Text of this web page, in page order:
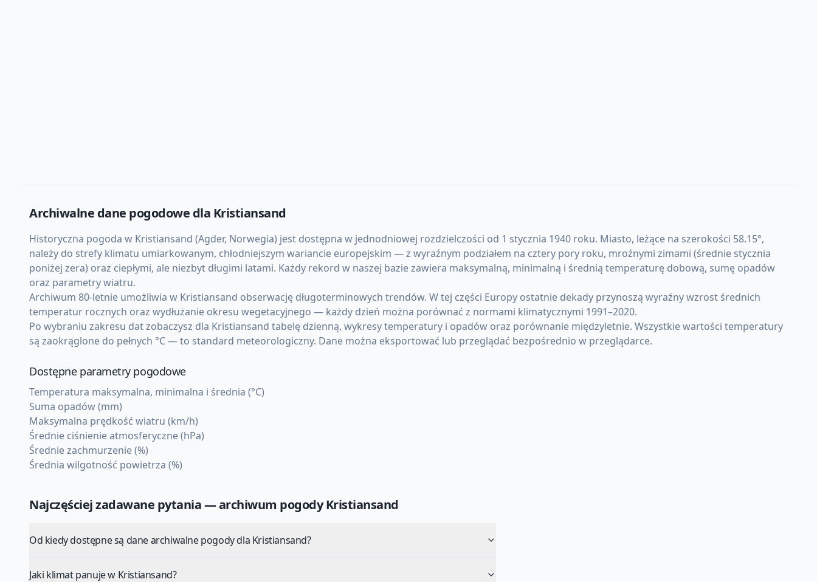
Archiwalne dane pogodowe dla Kristiansand
Historyczna pogoda w Kristiansand (Agder, Norwegia) jest dostępna w jednodniowej rozdzielczości od 1 stycznia 1940 roku. Miasto, leżące na szerokości 58.15°,
należy do strefy klimatu umiarkowanym, chłodniejszym wariancie europejskim — z wyraźnym podziałem na cztery pory roku, mroźnymi zimami (średnie stycznia
poniżej zera) oraz ciepłymi, ale niezbyt długimi latami. Każdy rekord w naszej bazie zawiera maksymalną, minimalną i średnią temperaturę dobową, sumę opadów
oraz parametry wiatru.
Archiwum 80-letnie umożliwia w Kristiansand obserwację długoterminowych trendów. W tej części Europy ostatnie dekady przynoszą wyraźny wzrost średnich
temperatur rocznych oraz wydłużanie okresu wegetacyjnego — każdy dzień można porównać z normami klimatycznymi 1991–2020.
Po wybraniu zakresu dat zobaczysz dla Kristiansand tabelę dzienną, wykresy temperatury i opadów oraz porównanie międzyletnie. Wszystkie wartości temperatury
są zaokrąglone do pełnych °C — to standard meteorologiczny. Dane można eksportować lub przeglądać bezpośrednio w przeglądarce.
Dostępne parametry pogodowe
Temperatura maksymalna, minimalna i średnia (°C)
Suma opadów (mm)
Maksymalna prędkość wiatru (km/h)
Średnie ciśnienie atmosferyczne (hPa)
Średnie zachmurzenie (%)
Średnia wilgotność powietrza (%)
Najczęściej zadawane pytania — archiwum pogodyKristiansand
Od kiedy dostępne są dane archiwalne pogody dla Kristiansand?
Jaki klimat panuje w Kristiansand?